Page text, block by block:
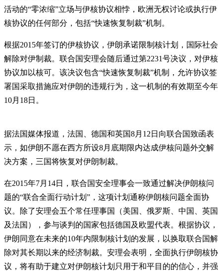
活动的“零浓缩”立场与伊核协议相悖，欧洲无权讨论或执行伊
核协议的任何部分，包括“快速恢复制裁”机制。
根据2015年签订的伊核协议，伊朗承诺限制核计划，国际社会
解除对伊制裁。联合国安理会随后通过第2231号决议，对伊核
协议加以核可。该决议包含“快速恢复制裁”机制，允许协议签
署国采取措施应对伊朗的违规行为，这一机制的有效期至今年
10月18日。
据法国媒体报道，法国、德国和英国8月12日向联合国致函表
示，如伊朗不愿在西方所设8月底期限内达成伊核问题外交解
决方案，三国将恢复对伊朗制裁。
在2015年7月14日，联合国安全理事会一致通过解决伊朗核问
题的“联合全面行动计划”，这项计划通称伊朗核问题全面协
议。除了安理会五个常任理事国（美国、俄罗斯、中国、英国
及法国），参与谈判的国家包括德国及欧盟代表。根据协议，
伊朗同意在未来的10年内限制核计划的发展，以换取联合国解
除对其长期以来的经济制裁。安理会表明，全面执行伊朗核协
议，将有助于建立对伊朗核计划只用于和平目的的信心，并强